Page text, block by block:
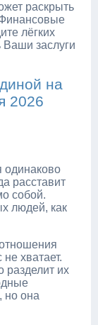
раскрыть
лёгких
Ваши заслуги
на
2026
одинаково
расставит
собой.
людей, как
хватает.
разделит их
но она